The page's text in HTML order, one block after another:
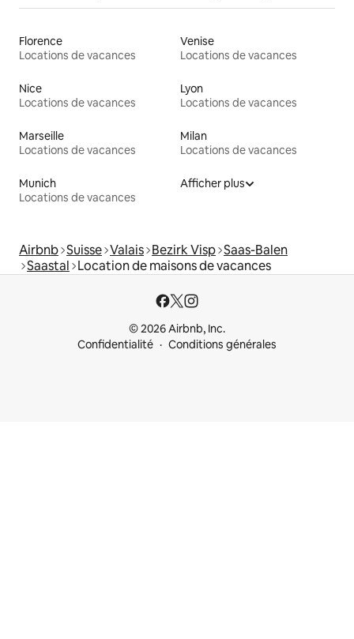
Florence
Locations de vacances
Venise
Locations de vacances
Nice
Locations de vacances
Lyon
Locations de vacances
Marseille
Locations de vacances
Milan
Locations de vacances
Munich
Locations de vacances
Afficher plus
Airbnb Suisse Valais Bezirk Visp Saas-Balen
Saastal Location de maisons de vacances
© 2026 Airbnb, Inc.
Confidentialité
Conditions générales